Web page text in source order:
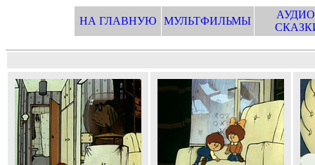
НА ГЛАВНУЮ МУЛЬТФИЛЬМЫ